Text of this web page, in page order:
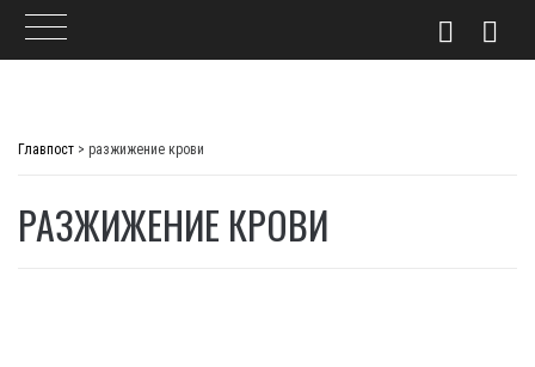
Главпост > разжижение крови
РАЗЖИЖЕНИЕ КРОВИ